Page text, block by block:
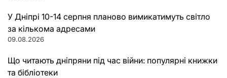
У Дніпрі 10-14 серпня планово вимикатимуть світло
за кількома адресами
09.08.2026
Що читають дніпряни під час війни: популярні книжки
та бібліотеки